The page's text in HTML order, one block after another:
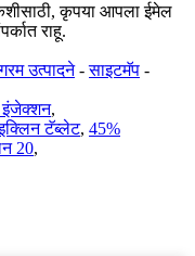
कृपया आपला ईमेल
राहू.
गरम उत्पादने-साइटमॅप -
इंजेक्शन,
टॅब्लेट, 45%
20,